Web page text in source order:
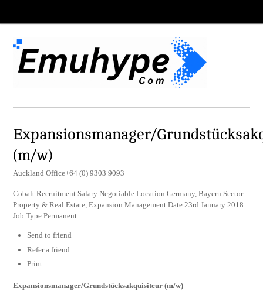
Expansionsmanager/
(m/w)
Auckland Office+64 (0) 9303 9093
Cobalt Recruitment Salary Negotiable Location Germany, Bayern Sector
Property & Real Estate, Expansion Management Date 23rd January 2018
Job Type Permanent
Send to friend
Refer a friend
Print
Expansionsmanager/Grundstücksakquisiteur (m/w)